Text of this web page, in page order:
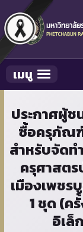
Toggle
เมนู
ประกาศผู้ช
ซื้อครุภัณ
สำหรับจัด
ครุศาสต
เมืองเพช
1 ชุด (ค
อิเ